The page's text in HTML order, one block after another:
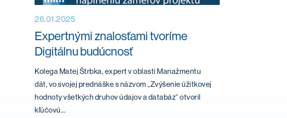
26.01.2025
Expertnými znalosťami tvoríme
Digitálnu budúcnosť
Kolega Matej Štrbka, expert v oblasti Manažmentu
dát, vo svojej prednáške s názvom „Zvýšenie úžitkovej
hodnoty všetkých druhov údajov a databáz“ otvoril
kľúčovú…